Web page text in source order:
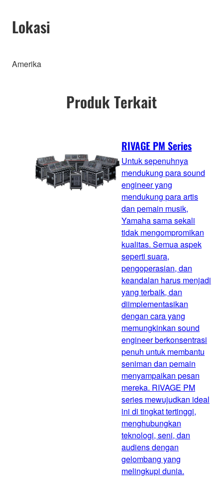
Lokasi
Amerika
Produk Terkait
RIVAGE PM Series
Untuk sepenuhnya
mendukung para sound
engineer yang
mendukung para artis
dan pemain musik,
Yamaha sama sekali
tidak mengompromikan
kualitas. Semua aspek
seperti suara,
pengoperasian, dan
keandalan harus menjadi
yang terbaik, dan
diimplementasikan
dengan cara yang
memungkinkan sound
engineer berkonsentrasi
penuh untuk membantu
seniman dan pemain
menyampaikan pesan
mereka. RIVAGE PM
series mewujudkan ideal
ini di tingkat tertinggi,
menghubungkan
teknologi, seni, dan
audiens dengan
gelombang yang
melingkupi dunia.